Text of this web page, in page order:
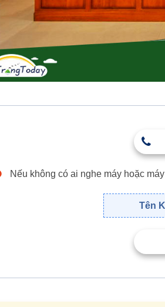
Nếu không có ai nghe máy hoặc
Tên